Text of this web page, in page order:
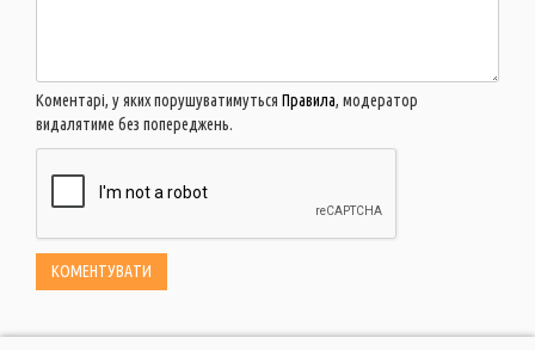
Коментарі, у яких порушуватимуться Правила, модератор
видалятиме без попереджень.